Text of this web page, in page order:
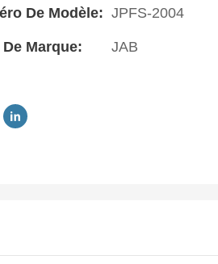
De Modèle: JPFS-2004
De Marque: JAB